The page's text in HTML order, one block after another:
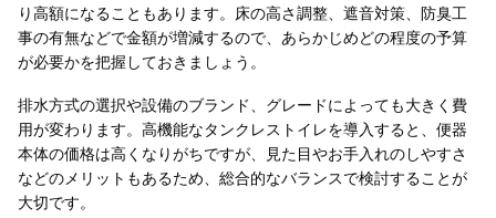
り高額になることもあります。床の高さ調整、遮音対策、防臭工
事の有無などで金額が増減するので、あらかじめどの程度の予算
が必要かを把握しておきましょう。
排水方式の選択や設備のブランド、グレードによっても大きく費
用が変わります。高機能なタンクレストイレを導入すると、便器
本体の価格は高くなりがちですが、見た目やお手入れのしやすさ
などのメリットもあるため、総合的なバランスで検討することが
大切です。